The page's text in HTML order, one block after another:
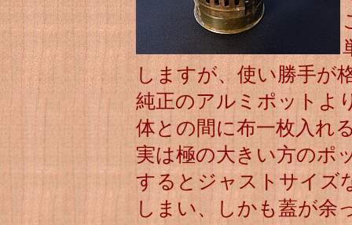
しますが、使い勝手が
純正のアルミポットよ
体との間に布一枚入れ
実は極の大きい方のポ
するとジャストサイズ
しまい、しかも蓋が余